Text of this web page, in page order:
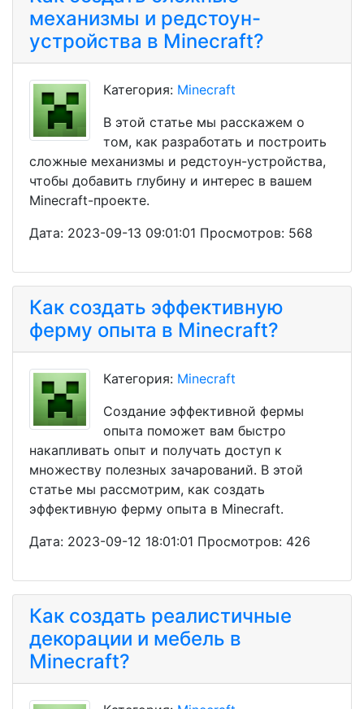
механизмы и редстоун-
устройства в Minecraft?
Категория: Minecraft
В этой статье мы расскажем о
том, как разработать и построить
сложные механизмы и редстоун-устройства,
чтобы добавить глубину и интерес в вашем
Minecraft-проекте.
Дата: 2023-09-13 09:01:01 Просмотров: 568
Как создать эффективную
ферму опыта в Minecraft?
Категория: Minecraft
Создание эффективной фермы
опыта поможет вам быстро
накапливать опыт и получать доступ к
множеству полезных зачарований. В этой
статье мы рассмотрим, как создать
эффективную ферму опыта в Minecraft.
Дата: 2023-09-12 18:01:01 Просмотров: 426
Как создать реалистичные
декорации и мебель в
Minecraft?